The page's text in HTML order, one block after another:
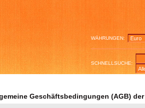
WÄHRUNGEN:
SCHNELLSUCHE:
Geschäftsbedingungen (AGB)